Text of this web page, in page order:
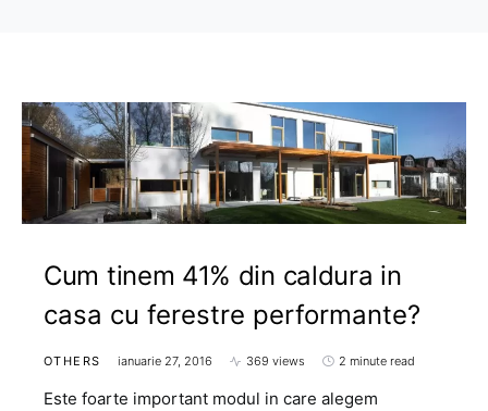
Cum tinem 41% din caldura in
casa cu ferestre performante?
OTHERS ianuarie 27, 2016 369 views 2 minute read
Este foarte important modul in care alegem